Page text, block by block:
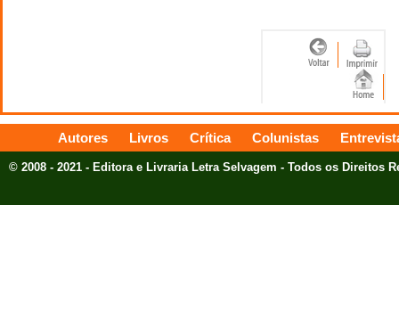
Autores Livros Crítica Colunistas
© 2008 - 2021 - Editora e Livraria Letra Selvagem - Todos os Direitos